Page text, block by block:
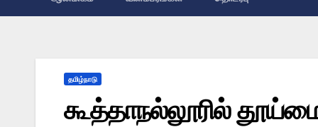
தமிழ்நாடு
கூத்தாநல்லூரில்